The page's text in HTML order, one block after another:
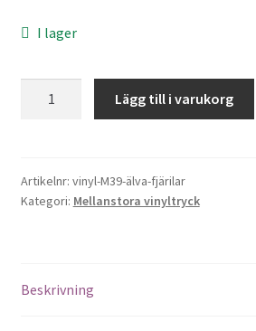
Vinyltryck
Öljetter
REA
I lager
Lägg till i varukorg
Artikelnr: vinyl-M39-älva-fjärilar
Kategori: Mellanstora vinyltryck
Beskrivning